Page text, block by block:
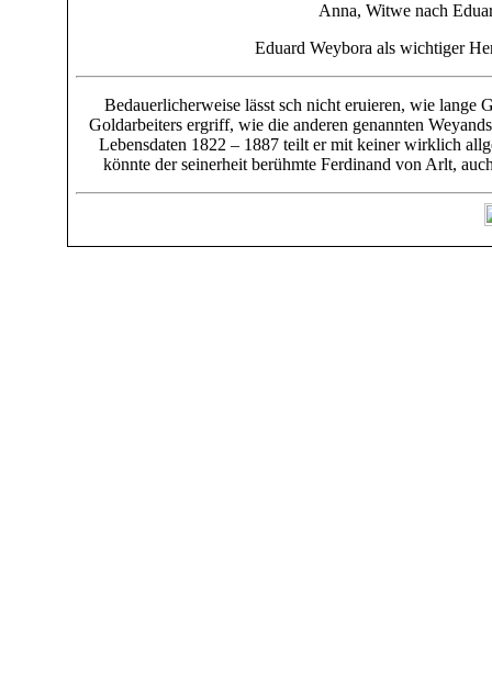
Anna, Witwe nach
Eduard Weybora als wichtiger
Bedauerlicherweise lässt sch nicht eruieren, wie lange
Goldarbeiters ergriff, wie die anderen genannten Weyands
Lebensdaten 1822 – 1887 teilt er mit keiner wirklich
könnte der seinerheit berühmte Ferdinand von Arlt,